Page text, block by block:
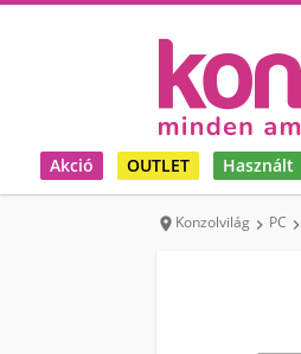
Akció OUTLET Használt
 Konzolvilág  PC 